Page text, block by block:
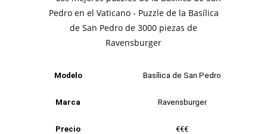
Modelo Basílica de San Pedro
Marca Ravensburger
Precio €€€